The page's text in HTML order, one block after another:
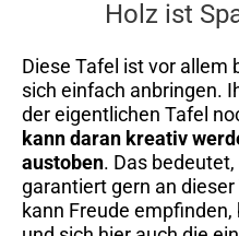
Holz ist
Diese Tafel ist vor allem
sich einfach anbringen.
der eigentlichen Tafel
kann daran kreativ
austoben. Das
garantiert gern an
kann Freude